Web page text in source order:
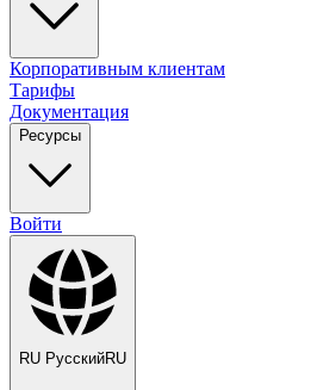
Корпоративным клиентам
Тарифы
Документация
Ресурсы
Войти
RU РусскийRU